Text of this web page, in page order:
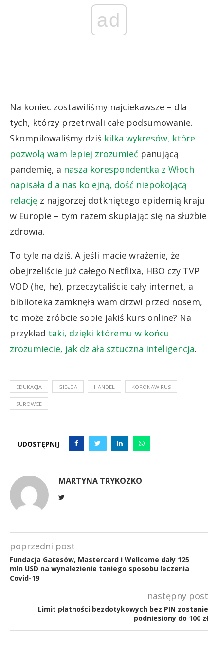
ad
Na koniec zostawiliśmy najciekawsze – dla
tych, którzy przetrwali całe podsumowanie.
Skompilowaliśmy dziś kilka wykresów, które
pozwolą wam lepiej zrozumieć panującą
pandemię, a nasza korespondentka z Włoch
napisała dla nas kolejną, dość niepokojącą
relację z najgorzej dotkniętego epidemią kraju
w Europie – tym razem skupiając się na służbie
zdrowia.
To tyle na dziś. A jeśli macie wrażenie, że
obejrzeliście już całego Netflixa, HBO czy TVP
VOD (he, he), przeczytaliście cały internet, a
biblioteka zamknęła wam drzwi przed nosem,
to może zróbcie sobie jakiś kurs online? Na
przykład taki, dzięki któremu w końcu
zrozumiecie, jak działa sztuczna inteligencja.
EDUKACJA GIEŁDA HANDEL KORONAWIRUS
SUROWCE
UDOSTĘPNIJ
MARTYNA TRYKOZKO
poprzedni post
Fundacja Gatesów, Mastercard i Wellcome dały 125
mln USD na wynalezienie taniego sposobu leczenia
Covid-19
następny post
Limit płatności bezdotykowych bez PIN zostanie
podniesiony do 100 zł